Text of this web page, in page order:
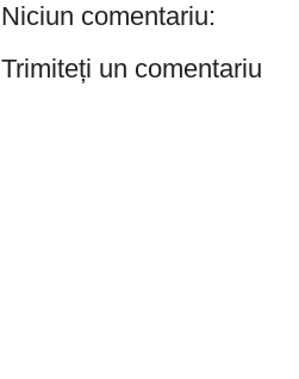
Niciun comentariu:
Trimiteți un comentariu